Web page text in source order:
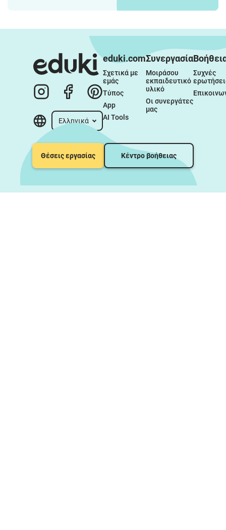
Ελληνικά
eduki.com
Σχετικά με
εμάς
Τύπος
App
AI Tools
Συνεργασία
Μοιράσου
εκπαιδευτικό
υλικό
Οι συνεργάτες
μας
Συχνές
Θέσεις εργασίας Κέντρο βοήθειας